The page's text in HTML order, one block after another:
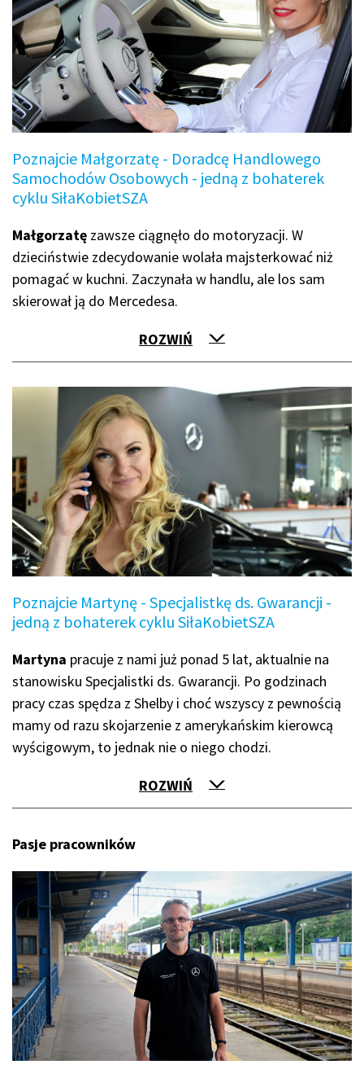
Poznajcie Małgorzatę - Doradcę Handlowego
Samochodów Osobowych - jedną z bohaterek
cyklu SiłaKobietSZA
Małgorzatę zawsze ciągnęło do motoryzacji. W
dzieciństwie zdecydowanie wolała majsterkować niż
pomagać w kuchni. Zaczynała w handlu, ale los sam
skierował ją do Mercedesa.
ROZWIŃ
Poznajcie Martynę - Specjalistkę ds. Gwarancji -
jedną z bohaterek cyklu SiłaKobietSZA
Martyna pracuje z nami już ponad 5 lat, aktualnie na
stanowisku Specjalistki ds. Gwarancji. Po godzinach
pracy czas spędza z Shelby i choć wszyscy z pewnością
mamy od razu skojarzenie z amerykańskim kierowcą
wyścigowym, to jednak nie o niego chodzi.
ROZWIŃ
Pasje pracowników